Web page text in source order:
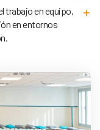
trabajo en equipo,
en entornos